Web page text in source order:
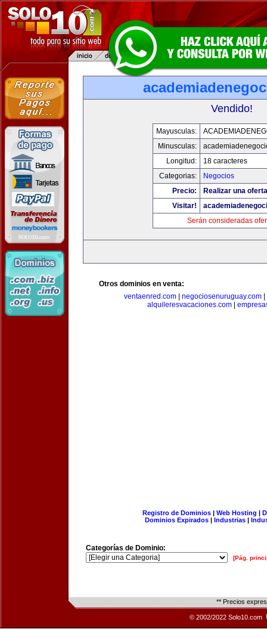
Vendido!
Mayusculas:
Minusculas:
Longitud:
18 caracteres
Categorias:
Negocios
Precio:
Realizar una
Visitar!
Serán consideradas
Otros dominios en venta:
ventaenred.com
negociosenuruguay.com
alquileresvacaciones.com|
Registro de Dominios| Web Hosting |
Dominios Expirados | Industrias |
Categorías de Dominio:
[Pág.
** Precios
© 2002/2022 Solo10.com